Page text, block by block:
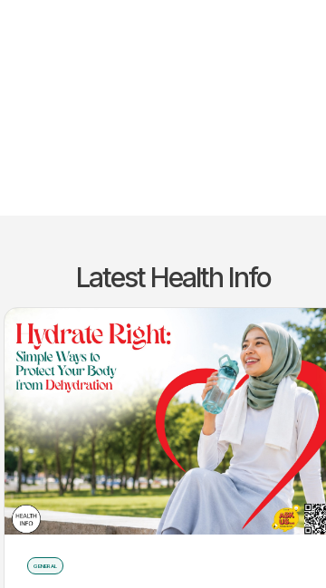
Latest Health Info
GENERAL